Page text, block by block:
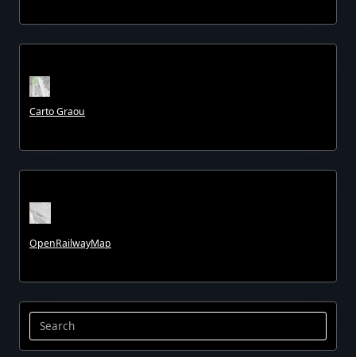
Carto Graou
OpenRailwayMap
Search
for: